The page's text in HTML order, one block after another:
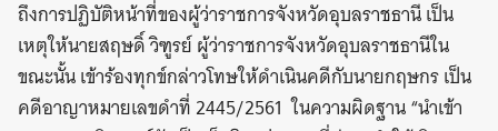
ถึงการปฏิบัติหน้าที่ของผู้ว่าราชการจังหวัดอุบลราชธานี เป็น
เหตุให้นายสฤษดิ์ วิฑูรย์ ผู้ว่าราชการจังหวัดอุบลราชธานีใน
ขณะนั้น เข้าร้องทุกข์กล่าวโทษให้ดำเนินคดีกับนายกฤษกร เป็น
คดีอาญาหมายเลขดำที่ 2445/2561 ในความผิดฐาน “นำเข้า